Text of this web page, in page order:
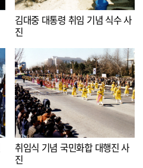
김대중 대통령 취임 기념 식수 사
진
취임식 기념 국민화합 대행진 사
진